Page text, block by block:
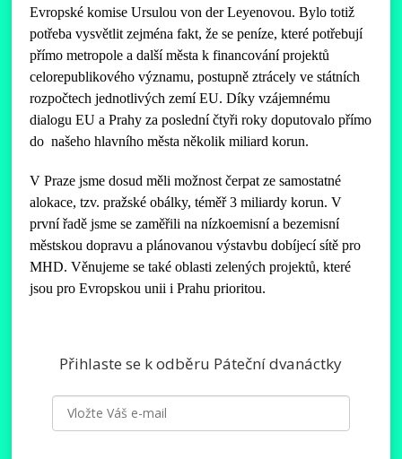
Evropské komise Ursulou von der Leyenovou. Bylo totiž
potřeba vysvětlit zejména fakt, že se peníze, které potřebují
přímo metropole a další města k financování projektů
celorepublikového významu, postupně ztrácely ve státních
rozpočtech jednotlivých zemí EU. Díky vzájemnému
dialogu EU a Prahy za poslední čtyři roky doputovalo přímo
do našeho hlavního města několik miliard korun.
V Praze jsme dosud měli možnost čerpat ze samostatné
alokace, tzv. pražské obálky, téměř 3 miliardy korun. V
první řadě jsme se zaměřili na nízkoemisní a bezemisní
městskou dopravu a plánovanou výstavbu dobíjecí sítě pro
MHD. Věnujeme se také oblasti zelených projektů, které
jsou pro Evropskou unii i Prahu prioritou.
Přihlaste se k odběru Páteční dvanáctky